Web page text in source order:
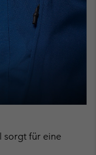
sorgt für eine